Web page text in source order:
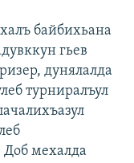
байбихьана
гьев
дунялалда
турниралъул
Доб мехалда